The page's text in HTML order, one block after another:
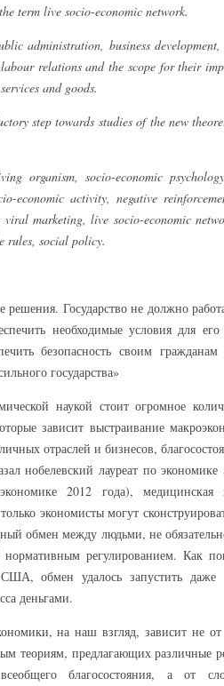
term live socio-economic network.
administration, business
relations and the scope for their
and goods.
step towards studies of the new
organism, socio-economic
economic activity, negative
marketing, live socio-economic
rules, social policy.
Государство не должно
необходимые условия для
безопасность своим
государства»
наукой стоит огромное
зависит выстраивание
отраслей и бизнесов,
нобелевский лауреат по
2012 года),
экономисты могут
обмен между людьми, не
нормативным регулированием. Как
обмен удалось запустить даже
деньгами.
на наш взгляд, зависит не
теориям, предлагающих различные
благосостояния, а от